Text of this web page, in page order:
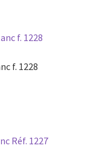
f. 1228